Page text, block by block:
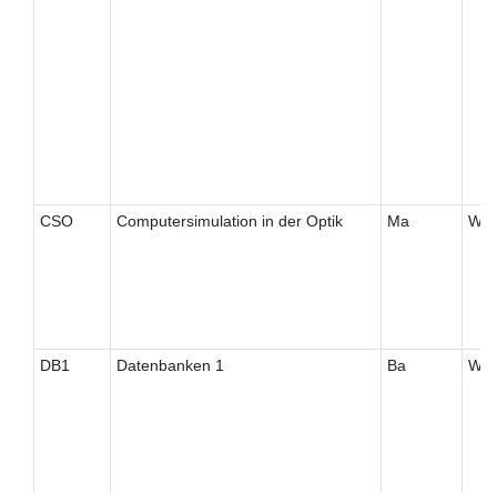
CSO Computersimulation in der Optik Ma W
DB1 Datenbanken 1 Ba W